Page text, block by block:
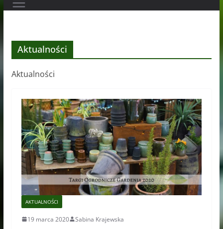
Aktualności
Aktualności
AKTUALNOŚCI
19 marca 2020 Sabina Krajewska